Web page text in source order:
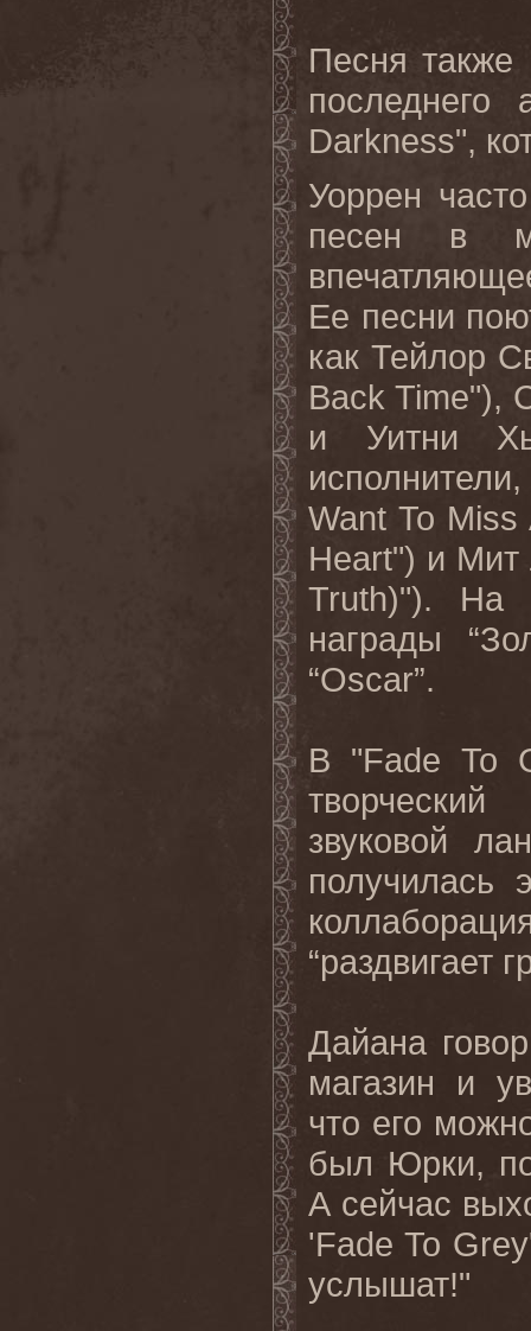
Песня также
Darkness",
Уоррен
песен в
Ее песни
как Тейлор
Back Time"),
и Уитни
Want To Miss
Heart") и
Truth)"). На
награды
“
“Oscar”.
В "Fade To
звуковой
получилась
“раздвигает
Дайана
магазин и
что его
был Юрки,
А сейчас
'Fade To Grey
услышат!"